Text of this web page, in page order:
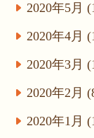
2020年5月
2020年4月
2020年3月
2020年2月
2020年1月